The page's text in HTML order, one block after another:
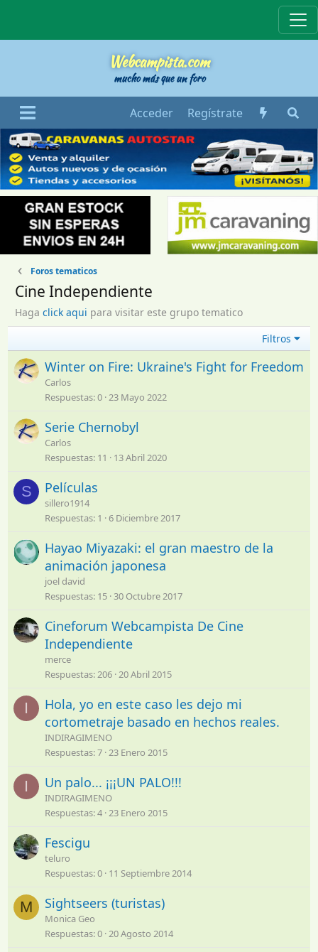
Webcampista.com
mucho más que un foro
Acceder Regístrate
Foros tematicos
Cine Independiente
Hagaclick aqui para visitar este grupo tematico
Filtros
Winter on Fire: Ukraine's Fight for Freedom
Carlos
Respuestas 0 23 Mayo 2022
Serie Chernobyl
Carlos
Respuestas 11 13 Abril 2020
S Películas
sillero1914
Respuestas 1 6 Diciembre 2017
Hayao Miyazaki: el gran maestro de la
animación japonesa
joel david
Respuestas 15 30 Octubre 2017
Cineforum Webcampista De Cine
Independiente
merce
Respuestas 206 20 Abril 2015
I
Hola, yo en este caso les dejo mi
cortometraje basado en hechos reales.
INDIRAGIMENO
Respuestas 7 23 Enero 2015
I Un palo... ¡¡¡UN PALO!!!
INDIRAGIMENO
Respuestas 4 23 Enero 2015
Fescigu
teluro
Respuestas 0 11 Septiembre 2014
M Sightseers (turistas)
Monica Geo
Respuestas 0 20 Agosto 2014